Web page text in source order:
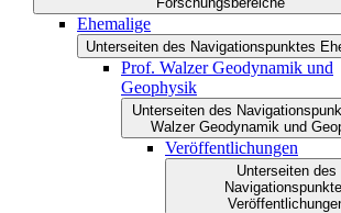
Ehemalige
Unterseiten des Navigationspunktes
Prof. Walzer Geodynamik und
Geophysik
Unterseiten des
Walzer Geodynamik und
Veröffentlichungen
Unterseiten des